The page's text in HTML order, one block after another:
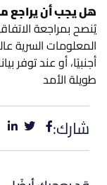
هل يجب أن يراجع
يُنصح بمراجعة
المعلومات السرية
أجنبيًا، أو عند توفر
طويلة الأمد
شارك: